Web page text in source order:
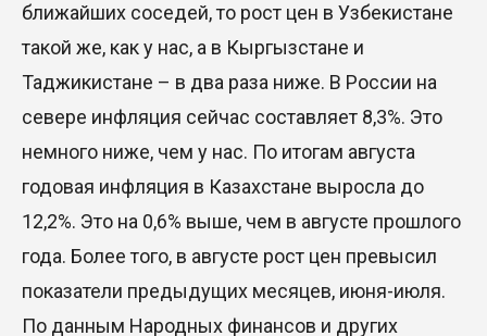
ближайших соседей, то рост цен в Узбекистане
такой же, как у нас, а в Кыргызстане и
Таджикистане – в два раза ниже. В России на
севере инфляция сейчас составляет 8,3%. Это
немного ниже, чем у нас. По итогам августа
годовая инфляция в Казахстане выросла до
12,2%. Это на 0,6% выше, чем в августе прошлого
года. Более того, в августе рост цен превысил
показатели предыдущих месяцев, июня-июля.
По данным Народных финансов и других